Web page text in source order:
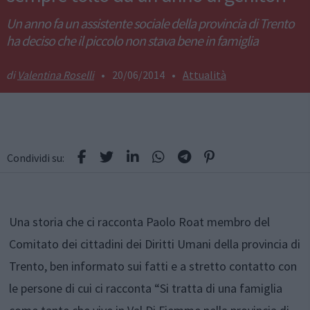
Un anno fa un assistente sociale della provincia di Trento
ha deciso che il piccolo non stava bene in famiglia
Valentina Roselli • 20/06/2014 • Attualità
Condividi su:
Una storia che ci racconta Paolo Roat membro del
Comitato dei cittadini dei Diritti Umani della provincia di
Trento, ben informato sui fatti e a stretto contatto con
le persone di cui ci racconta “Si tratta di una famiglia